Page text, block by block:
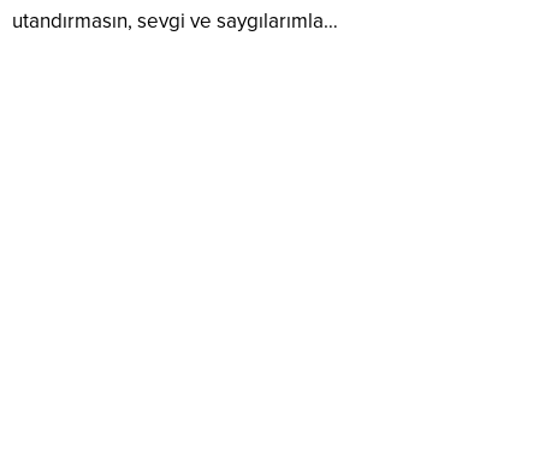
utandırmasın, sevgi ve saygılarımla…